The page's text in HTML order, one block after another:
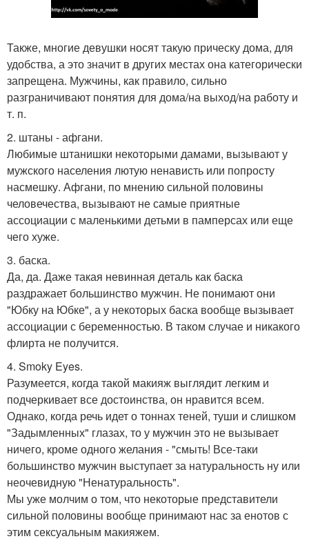
Также, многие девушки носят такую прическу дома, для
удобства, а это значит в других местах она категорически
запрещена. Мужчины, как правило, сильно
разграничивают понятия для дома/на выход/на работу и
т. п.
2. штаны - афгани.
Любимые штанишки некоторыми дамами, вызывают у
мужского населения лютую ненависть или попросту
насмешку. Афгани, по мнению сильной половины
человечества, вызывают не самые приятные
ассоциации с маленькими детьми в памперсах или еще
чего хуже.
3. баска.
Да, да. Даже такая невинная деталь как баска
раздражает большинство мужчин. Не понимают они
"Юбку на Юбке", а у некоторых баска вообще вызывает
ассоциации с беременностью. В таком случае и никакого
флирта не получится.
4. Smoky Eyes.
Разумеется, когда такой макияж выглядит легким и
подчеркивает все достоинства, он нравится всем.
Однако, когда речь идет о тоннах теней, туши и слишком
"Задымленных" глазах, то у мужчин это не вызывает
ничего, кроме одного желания - "смыть! Все-таки
большинство мужчин выступает за натуральность ну или
неочевидную "Ненатуральность".
Мы уже молчим о том, что некоторые представители
сильной половины вообще принимают нас за енотов с
этим сексуальным макияжем.